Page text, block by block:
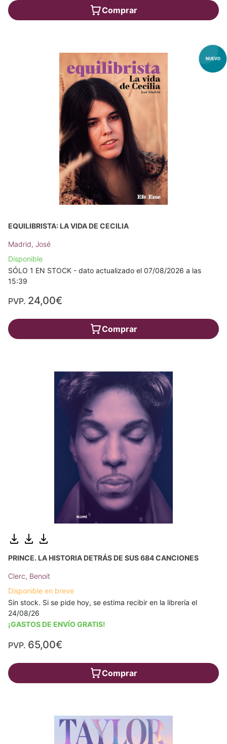
Comprar
EQUILIBRISTA: LA VIDA DE CECILIA
Madrid, José
Disponible
SÓLO 1 EN STOCK - dato actualizado el 07/08/2026 a las
15:39
PVP. 24,00€
Comprar
PRINCE. LA HISTORIA DETRÁS DE SUS 684 CANCIONES
Clerc, Benoit
Disponible en breve
Sin stock. Si se pide hoy, se estima recibir en la librería el
24/08/26
¡GASTOS DE ENVÍO GRATIS!
PVP. 65,00€
Comprar